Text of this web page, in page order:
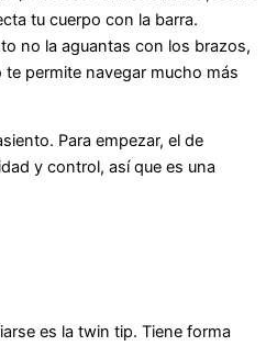
tu cuerpo con la barra.
no la aguantas con los brazos,
permite navegar mucho más
Para empezar, el de
y control, así que es una
es la twin tip. Tiene forma